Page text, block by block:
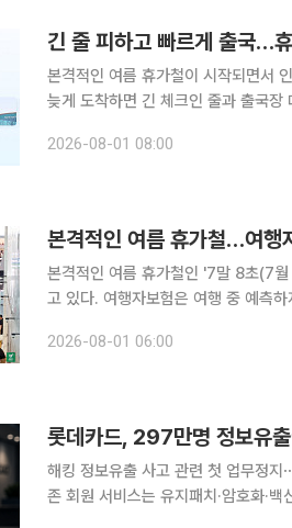
긴 줄 피하고 빠르게 출국…
본격적인 여름 휴가철이 시작되면서
늦게 도착하면 긴 체크인 줄과 출국
휴가철 성수기(7월 25일~8월 10일)
2026-08-01 08:00
본격적인 여름 휴가철…여
본격적인 여름 휴가철인 '7말 8초(7
고 있다. 여행자보험은 여행 중 예측
있어 이용자 역시 본인에게 맞는 특약
2026-08-01 06:00
롯데카드, 297만명 정보유
해킹 정보유출 사고 관련 첫 업무정
존 회원 서비스는 유지패치·암호화·백신 설